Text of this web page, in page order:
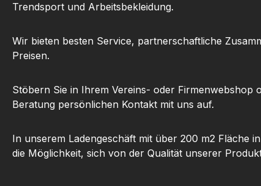
Trendsport und Arbeitsbekleidung.
Wir bieten besten Service, partnerschaftliche
Preisen.
Stöbern Sie in Ihrem Vereins- oder Firmenwebshop
Beratung persönlichen Kontakt mit uns auf.
In unserem Ladengeschäft mit über 200 m2 Fläche
die Möglichkeit, sich von der Qualität unserer